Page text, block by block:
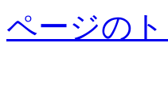
ページの